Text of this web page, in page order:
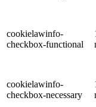
cookielawinfo-
checkbox-functional
cookielawinfo-
checkbox-necessary